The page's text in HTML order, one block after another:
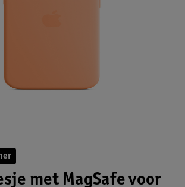
met MagSafe voor